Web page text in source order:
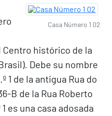
Casa Número 1 02
histórico de la
Debe su nombre
1 de la antigua Rua do
B de la Rua Roberto
es una casa adosada